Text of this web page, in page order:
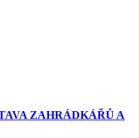
ZAHRÁDKÁŘŮ A